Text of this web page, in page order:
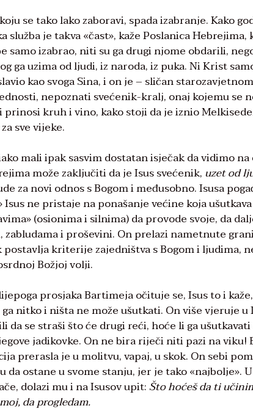
se tako lako zaboravi, spada izabranje. Kako
služba je takva «čast», kaže Poslanica
samo izabrao, niti su ga drugi njome obdarili,
ga uzima od ljudi, iz naroda, iz puka. Ni Krist
kao svoga Sina, i on je – sličan
nepoznati svećenik-kralj, onaj kojemu se
prinosi kruh i vino, kako stoji da je iznio
sve vijeke.
mali ipak sasvim dostatan isječak da vidimo na
može zaključiti da je Isus svećenik, uzet od
za novi odnos s Bogom i međusobno. Isusa
Isus ne pristaje na ponašanje većine koja
(osionima i silnima) da provode svoje, da
i proševini. On prelazi nametnute
postavlja kriterije zajedništva s Bogom i ljudima,
Božjoj volji.
prosjaka Bartimeja očituje se, Isus to i
nitko i ništa ne može ušutkati. On više vjeruje u
da se straši što će drugi reći, hoće li ga
jadikovke. On ne bira riječi niti pazi na
prerasla je u molitvu, vapaj, u skok. On sebi
da ostane u svome stanju, jer je tako «najbolje».
dolazi mu i na Isusov upit:Što hoćeš da ti
da progledam.